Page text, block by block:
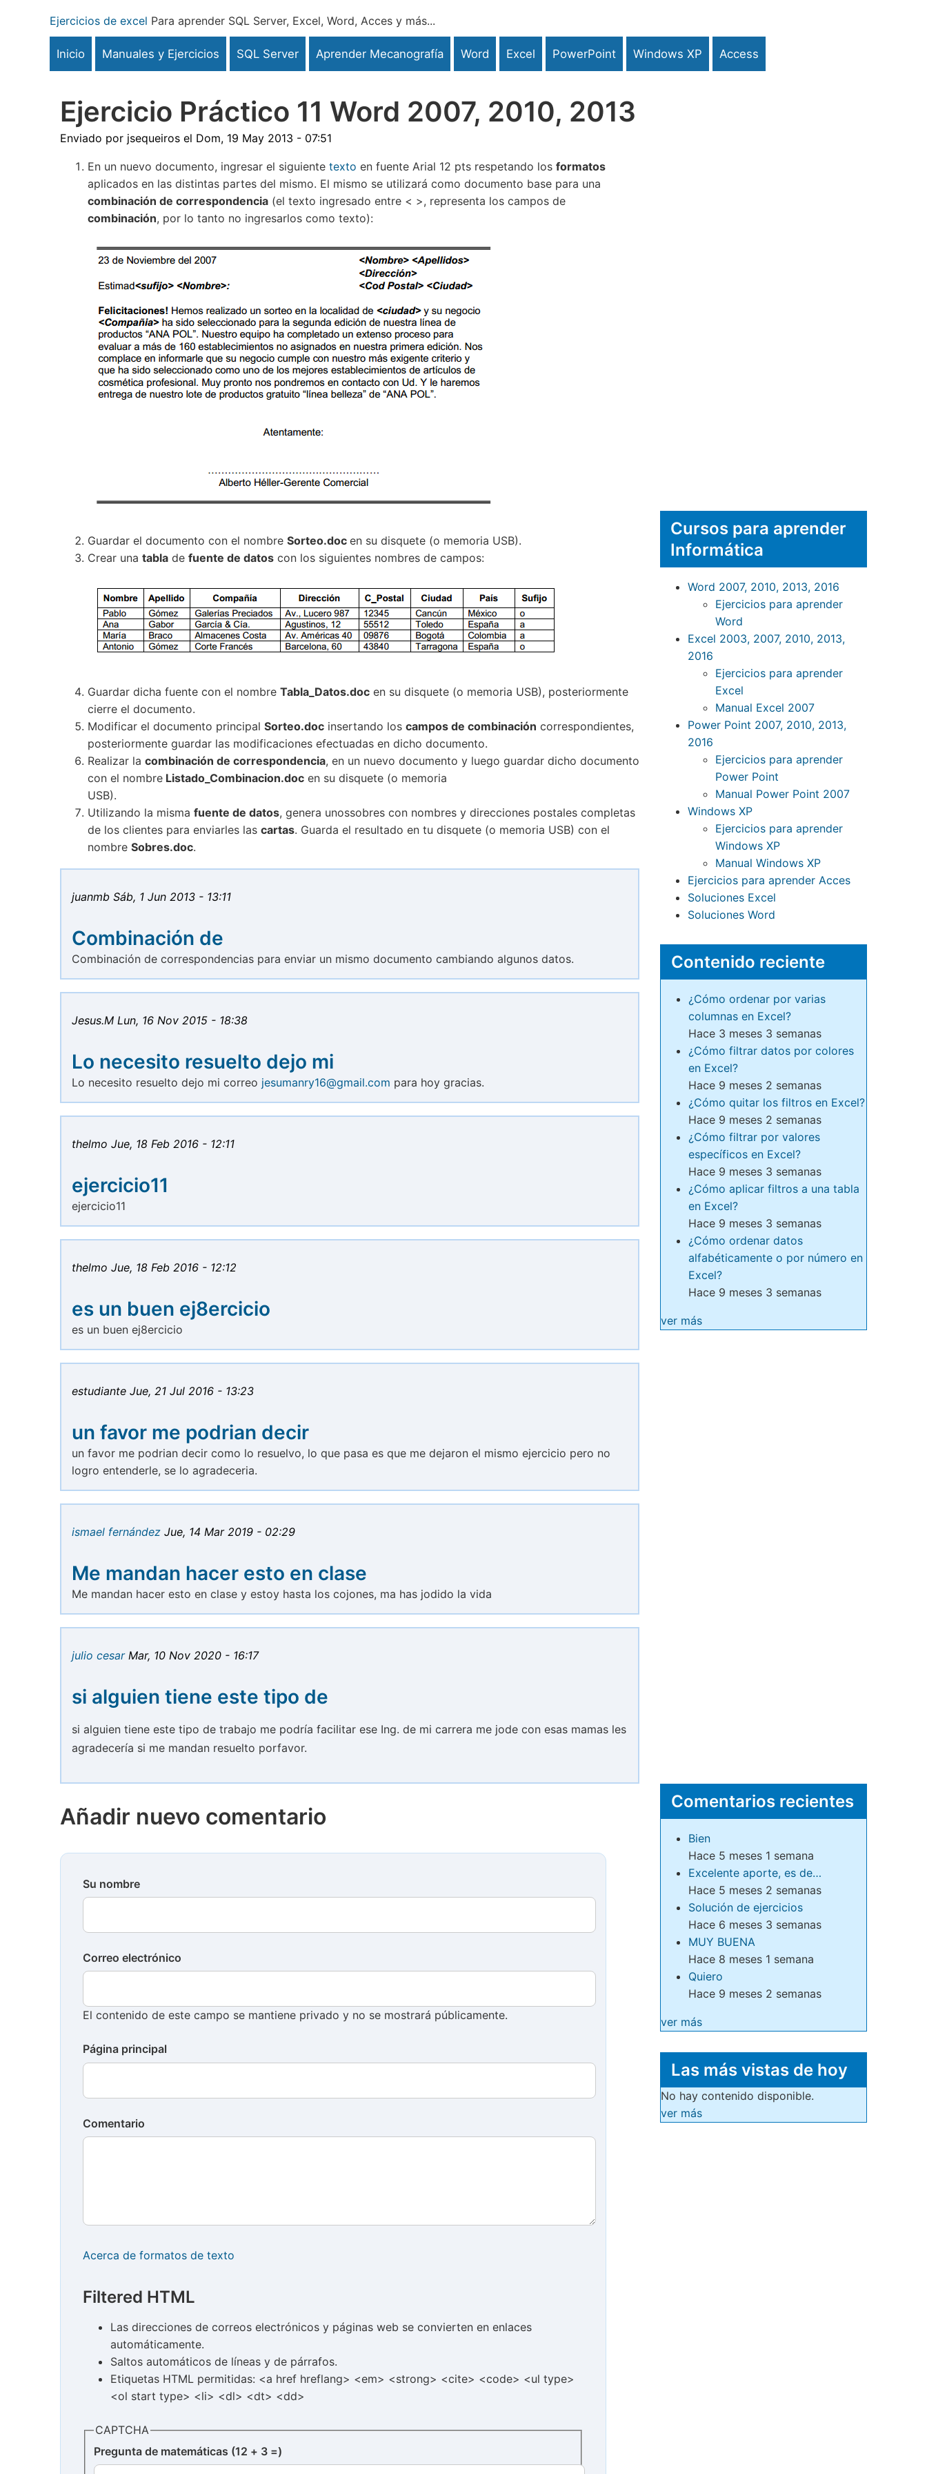
contenido
Ejercicios de excel Para aprender SQL Server, Excel, Word, Acces y más...
Inicio Manuales y Ejercicios SQL Server Aprender Mecanografía Word Excel PowerPoint Windows XP Access
Ejercicio Práctico 11 Word 2007, 2010, 2013
Enviado por jsequeiros el Dom, 19 May 2013 - 07:51
En un nuevo documento, ingresar el siguiente texto en fuente Arial 12 pts respetando los formatos
aplicados en las distintas partes del mismo. El mismo se utilizará como documento base para una
combinación de correspondencia (el texto ingresado entre < >, representa los campos de
combinación, por lo tanto no ingresarlos como texto):
Guardar el documento con el nombre Sorteo.doc en su disquete (o memoria USB).
Crear una tabla de fuente de datos con los siguientes nombres de campos:
Guardar dicha fuente con el nombre Tabla_Datos.doc en su disquete (o memoria USB), posteriormente
cierre el documento.
Modificar el documento principal Sorteo.doc insertando los campos de combinación correspondientes,
posteriormente guardar las modificaciones efectuadas en dicho documento.
Realizar la combinación de correspondencia, en un nuevo documento y luego guardar dicho documento
con el nombre Listado_Combinacion.doc en su disquete (o memoria
USB).
Utilizando la misma fuente de datos, genera unossobres con nombres y direcciones postales completas
de los clientes para enviarles las cartas. Guarda el resultado en tu disquete (o memoria USB) con el
nombre Sobres.doc.
juanmb Sáb, 1 Jun 2013 - 13:11
Combinación de
Combinación de correspondencias para enviar un mismo documento cambiando algunos datos.
Jesus.M Lun, 16 Nov 2015 - 18:38
Lo necesito resuelto dejo mi
Lo necesito resuelto dejo mi correo jesumanry16@gmail.com para hoy gracias.
thelmo Jue, 18 Feb 2016 - 12:11
ejercicio11
ejercicio11
thelmo Jue, 18 Feb 2016 - 12:12
es un buen ej8ercicio
es un buen ej8ercicio
estudiante Jue, 21 Jul 2016 - 13:23
un favor me podrian decir
un favor me podrian decir como lo resuelvo, lo que pasa es que me dejaron el mismo ejercicio pero no
logro entenderle, se lo agradeceria.
ismael fernández Jue, 14 Mar 2019 - 02:29
Me mandan hacer esto en clase
Me mandan hacer esto en clase y estoy hasta los cojones, ma has jodido la vida
julio cesar Mar, 10 Nov 2020 - 16:17
si alguien tiene este tipo de
si alguien tiene este tipo de trabajo me podría facilitar ese Ing. de mi carrera me jode con esas mamas les
agradecería si me mandan resuelto porfavor.
Añadir nuevo comentario
Su nombre
Correo electrónico
El contenido de este campo se mantiene privado y no se mostrará públicamente.
Página principal
Comentario
Acerca de formatos de texto
Filtered HTML
Las direcciones de correos electrónicos y páginas web se convierten en enlaces
automáticamente.
Saltos automáticos de líneas y de párrafos.
Etiquetas HTML permitidas: <a href hreflang> <em> <strong> <cite> <code> <ul type>
<ol start type> <li> <dl> <dt> <dd>
CAPTCHA
Pregunta de matemáticas (12 + 3 =)
Cursos para aprender
Informática
Word 2007, 2010, 2013, 2016
Ejercicios para aprender
Word
Excel 2003, 2007, 2010, 2013,
2016
Ejercicios para aprender
Excel
Manual Excel 2007
Power Point 2007, 2010, 2013,
2016
Ejercicios para aprender
Power Point
Manual Power Point 2007
Windows XP
Ejercicios para aprender
Windows XP
Manual Windows XP
Ejercicios para aprender Acces
Soluciones Excel
Soluciones Word
Contenido reciente
¿Cómo ordenar por varias
columnas en Excel?
Hace 3 meses 3 semanas
¿Cómo filtrar datos por colores
en Excel?
Hace 9 meses 2 semanas
¿Cómo quitar los filtros en Excel?
Hace 9 meses 2 semanas
¿Cómo filtrar por valores
específicos en Excel?
Hace 9 meses 3 semanas
¿Cómo aplicar filtros a una tabla
en Excel?
Hace 9 meses 3 semanas
¿Cómo ordenar datos
alfabéticamente o por número en
Excel?
Hace 9 meses 3 semanas
ver más
Comentarios recientes
Bien
Hace 5 meses 1 semana
Excelente aporte, es de…
Hace 5 meses 2 semanas
Solución de ejercicios
Hace 6 meses 3 semanas
MUY BUENA
Hace 8 meses 1 semana
Quiero
Hace 9 meses 2 semanas
ver más
Las más vistas de hoy
No hay contenido disponible.
ver más